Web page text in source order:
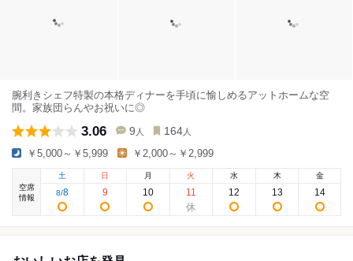
腕利きシェフ特製の本格ディナーを手頃に愉しめるアットホームな空
間。家族団らんやお祝いに◎
3.06 9 人 164 人
￥5,000～￥5,999 ￥2,000～￥2,999
空席
情報
土
8/8
日
9
月
10
火
11
水
12
木
13
金
14